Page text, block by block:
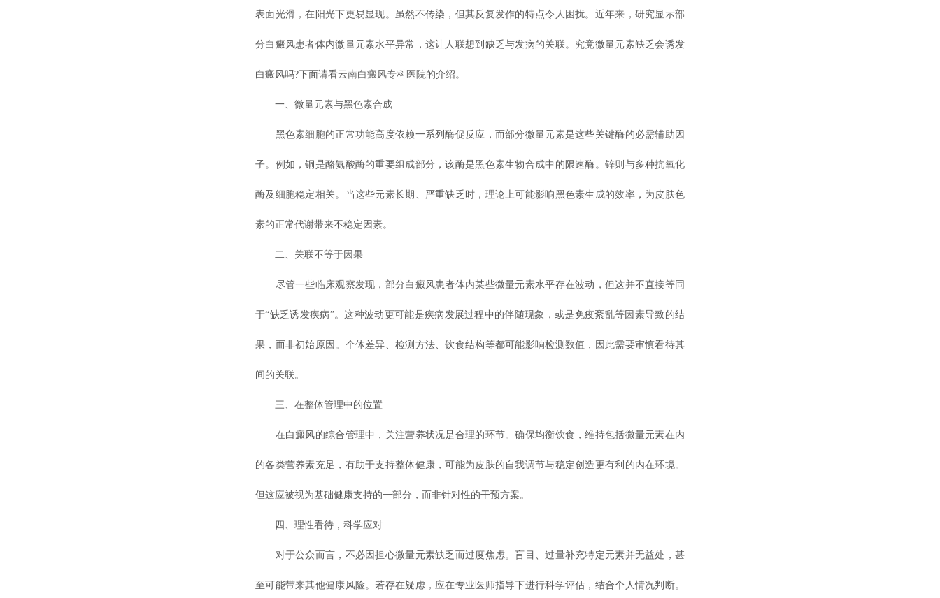
表面光滑，在阳光下更易显现。虽然不传染，但其反复发作的特点令人困扰。近年来，研究显示部
分白癜风患者体内微量元素水平异常，这让人联想到缺乏与发病的关联。究竟微量元素缺乏会诱发
白癜风吗?下面请看云南白癜风专科医院的介绍。
一、微量元素与黑色素合成
黑色素细胞的正常功能高度依赖一系列酶促反应，而部分微量元素是这些关键酶的必需辅助因
子。例如，铜是酪氨酸酶的重要组成部分，该酶是黑色素生物合成中的限速酶。锌则与多种抗氧化
酶及细胞稳定相关。当这些元素长期、严重缺乏时，理论上可能影响黑色素生成的效率，为皮肤色
素的正常代谢带来不稳定因素。
二、关联不等于因果
尽管一些临床观察发现，部分白癜风患者体内某些微量元素水平存在波动，但这并不直接等同
于“缺乏诱发疾病”。这种波动更可能是疾病发展过程中的伴随现象，或是免疫紊乱等因素导致的结
果，而非初始原因。个体差异、检测方法、饮食结构等都可能影响检测数值，因此需要审慎看待其
间的关联。
三、在整体管理中的位置
在白癜风的综合管理中，关注营养状况是合理的环节。确保均衡饮食，维持包括微量元素在内
的各类营养素充足，有助于支持整体健康，可能为皮肤的自我调节与稳定创造更有利的内在环境。
但这应被视为基础健康支持的一部分，而非针对性的干预方案。
四、理性看待，科学应对
对于公众而言，不必因担心微量元素缺乏而过度焦虑。盲目、过量补充特定元素并无益处，甚
至可能带来其他健康风险。若存在疑虑，应在专业医师指导下进行科学评估，结合个人情况判断。